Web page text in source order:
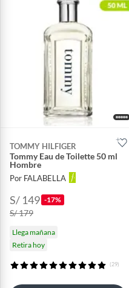
TOMMY HILFIGER
Tommy Eau de Toilette 50 ml
Hombre
Por FALABELLA
S/ 149 -17%
S/ 179
Llega mañana
Retira hoy
(29)